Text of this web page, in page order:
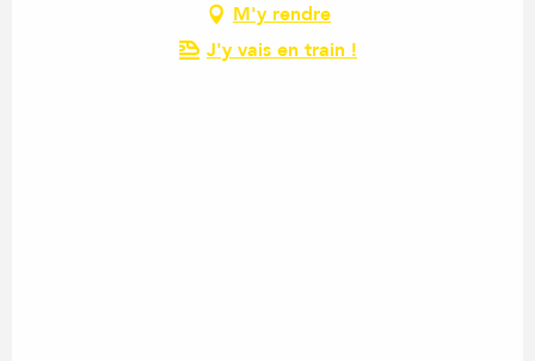
M'y rendre
J'y vais en train !